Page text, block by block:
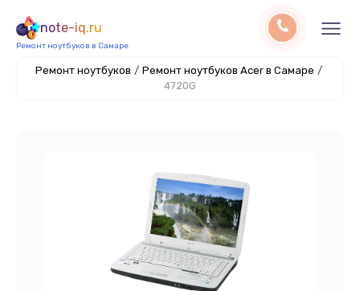
note-iq.ru
Ремонт ноутбуков в Самаре
Ремонт ноутбуков / Ремонт ноутбуков Acer в Самаре /
4720G